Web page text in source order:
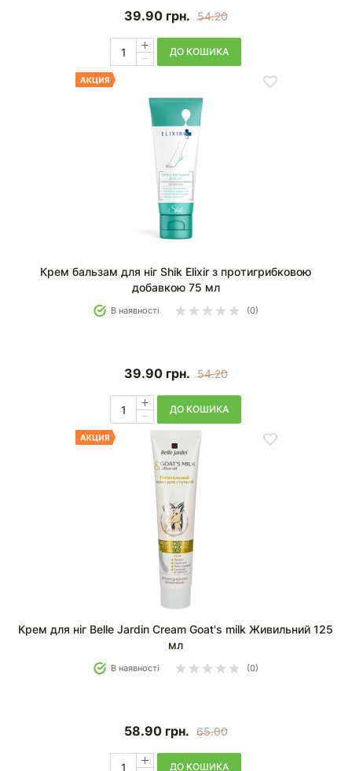
39.90 грн. 54.20
ДО КОШИКА
Крем бальзам для ніг Shik Elixir з протигрибковою
добавкою 75 мл
В наявності (0)
39.90 грн. 54.20
ДО КОШИКА
Крем для ніг Belle Jardin Cream Goat's milk Живильний 125
мл
В наявності (0)
58.90 грн. 65.00
ДО КОШИКА